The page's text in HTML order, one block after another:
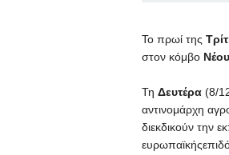
Το πρωί της
στον κόμβο
Τη Δευτέρα(8/
αντινομάρχη
διεκδικούν την